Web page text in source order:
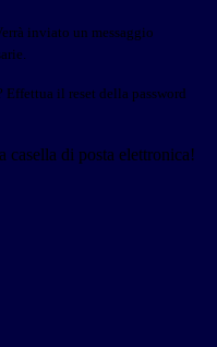
inviato un messaggio
Effettua il reset della password
casella di posta elettronica!